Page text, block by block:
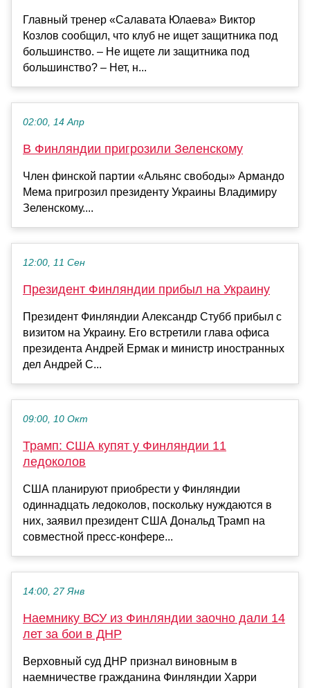
Главный тренер «Салавата Юлаева» Виктор
Козлов сообщил, что клуб не ищет защитника под
большинство. – Не ищете ли защитника под
большинство? – Нет, н...
02:00, 14 Апр
В Финляндии пригрозили Зеленскому
Член финской партии «Альянс свободы» Армандо
Мема пригрозил президенту Украины Владимиру
Зеленскому....
12:00, 11 Сен
Президент Финляндии прибыл на Украину
Президент Финляндии Александр Стубб прибыл с
визитом на Украину. Его встретили глава офиса
президента Андрей Ермак и министр иностранных
дел Андрей С...
09:00, 10 Окт
Трамп: США купят у Финляндии 11
ледоколов
США планируют приобрести у Финляндии
одиннадцать ледоколов, поскольку нуждаются в
них, заявил президент США Дональд Трамп на
совместной пресс-конфере...
14:00, 27 Янв
Наемнику ВСУ из Финляндии заочно дали 14
лет за бои в ДНР
Верховный суд ДНР признал виновным в
наемничестве гражданина Финляндии Харри